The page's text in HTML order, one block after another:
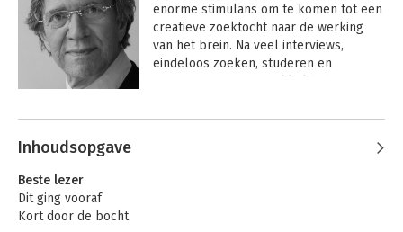
enorme stimulans om te komen tot een
creatieve zoektocht naar de werking
van het brein. Na veel interviews,
eindeloos zoeken, studeren en
methode met groot succes ingezet om
Andere boeken door Pieter Frijters
Inhoudsopgave
Beste lezer
Dit ging vooraf
Kort door de bocht